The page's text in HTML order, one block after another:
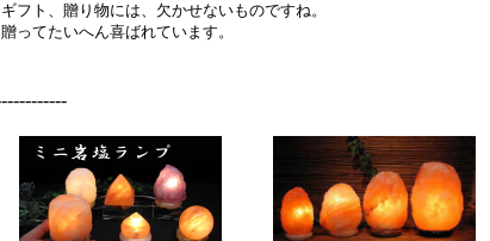
ギフト、贈り物には、欠かせないものですね。
贈ってたいへん喜ばれています。